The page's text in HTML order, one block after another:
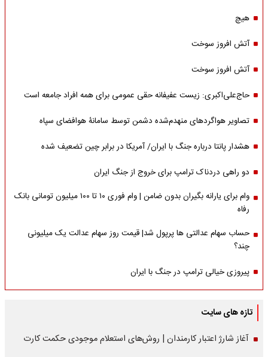
هیچ
آتش افروز سوخت
آتش افروز سوخت
حاج‌علی‌اکبری: زیست عفیفانه حقی عمومی برای همه افراد جامعه است
تصاویر هواگردهای منهدم‌شده دشمن توسط سامانۀ هوافضای سپاه
هشدار پانتا درباره جنگ با ایران/ آمریکا در برابر چین تضعیف شده
دو راهی دردناک ترامپ برای خروج از جنگ ایران
وام برای یارانه بگیران بدون ضامن | وام فوری ۱۰ تا ۱۰۰ میلیون تومانی بانک
رفاه
حساب سهام عدالتی ها پرپول شد| قیمت روز سهام عدالت یک میلیونی
چند؟
پیروزی خیالی ترامپ در جنگ با ایران
تازه های سایت
آغاز شارژ اعتبار کارمندان | روش‌های استعلام موجودی حکمت کارت